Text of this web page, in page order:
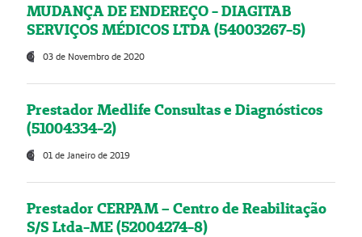
MUDANÇA DE ENDEREÇO - DIAGITAB
SERVIÇOS MÉDICOS LTDA (54003267-5)
03 de Novembro de 2020
Prestador Medlife Consultas e Diagnósticos
(51004334-2)
01 de Janeiro de 2019
Prestador CERPAM – Centro de Reabilitação
S/S Ltda-ME (52004274-8)